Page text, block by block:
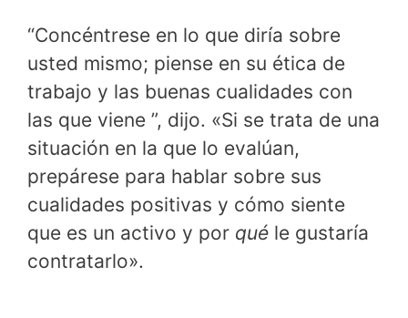
“Concéntrese en lo que diría sobre
usted mismo; piense en su ética de
trabajo y las buenas cualidades con
las que viene ”, dijo. «Si se trata de una
situación en la que lo evalúan,
prepárese para hablar sobre sus
cualidades positivas y cómo siente
que es un activo y por qué le gustaría
contratarlo».